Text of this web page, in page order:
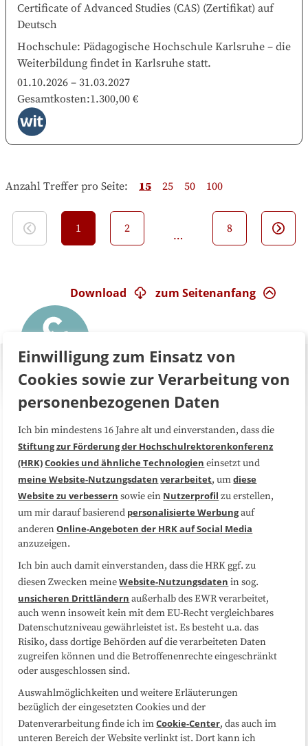
Certificate of Advanced Studies (CAS) (Zertifikat) auf
Deutsch
Hochschule: Pädagogische Hochschule Karlsruhe – die
Weiterbildung findet in Karlsruhe statt.
01.10.2026 – 31.03.2027
Gesamtkosten:1.300,00 €
Anzahl Treffer pro Seite: 15 25 50 100
1 2
…
8
zum Seitenanfang
Download
Über uns FAQ
Medienarbeit Kooperationen
Datenschutzerklärung Impressum
Sitemap
Folgen Sie uns
Einwilligung zum Einsatz von
Cookies sowie zur Verarbeitung von
personenbezogenen Daten
Ich bin mindestens 16 Jahre alt und einverstanden, dass die
Stiftung zur Förderung der Hochschulrektorenkonferenz
(HRK)Cookies und ähnliche Technologien einsetzt und
meine Website-Nutzungsdaten verarbeitet, umdiese
Website zu verbessern sowie ein Nutzerprofil zu erstellen,
um mir darauf basierend personalisierte Werbungauf
anderenOnline-Angeboten der HRK auf Social Media
anzuzeigen.
Ich bin auch damit einverstanden, dass die HRK ggf. zu
diesen Zwecken meineWebsite-Nutzungsdaten in sog.
unsicheren Drittländern außerhalb des EWR verarbeitet,
auch wenn insoweit kein mit dem EU-Recht vergleichbares
Datenschutzniveau gewährleistet ist. Es besteht u.a. das
Risiko, dass dortige Behörden auf die verarbeiteten Daten
zugreifen können und die Betroffenenrechte eingeschränkt
oder ausgeschlossen sind.
Auswahlmöglichkeiten und weitere Erläuterungen
bezüglich der eingesetzten Cookies und der
Datenverarbeitung finde ich imCookie-Center, das auch im
unteren Bereich der Website verlinkt ist. Dort kann ich